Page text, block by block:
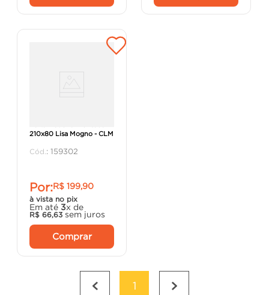
210x80 Lisa Mogno - CLM
: 159302
Por:R$ 199,90
à vista no pix
Em até 3x de
R$ 66,63 sem juros
Comprar
1